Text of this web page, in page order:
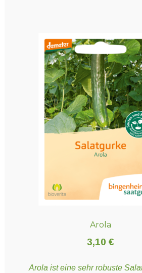
Arola
3,10 €
Arola ist eine sehr robuste